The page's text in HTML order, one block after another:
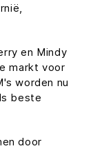
en Mindy
markt voor
worden nu
beste
door